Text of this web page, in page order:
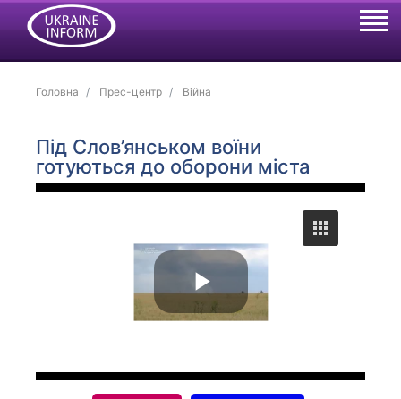
Головна Прес-центр Війна
Під Слов’янськом воїни
готуються до оборони міста
P
l